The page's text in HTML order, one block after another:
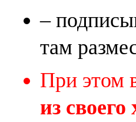
–
там
При этом
из